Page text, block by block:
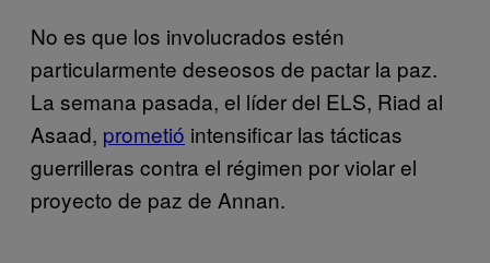
No es que los involucrados estén
particularmente deseosos de pactar la paz.
La semana pasada, el líder del ELS, Riad al
Asaad, prometió intensificar las tácticas
guerrilleras contra el régimen por violar el
proyecto de paz de Annan.